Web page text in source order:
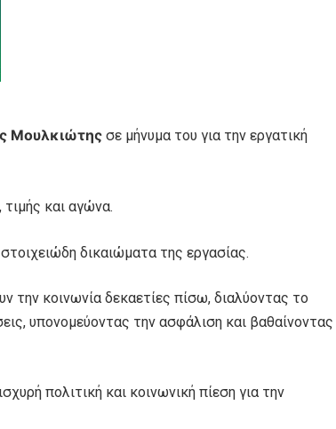
Μουλκιώτης σε μήνυμα του για την εργατική
και αγώνα.
δικαιώματα της εργασίας.
την κοινωνία δεκαετίες πίσω, διαλύοντας το
υπονομεύοντας την ασφάλιση και βαθαίνοντας
πολιτική και κοινωνική πίεση για την